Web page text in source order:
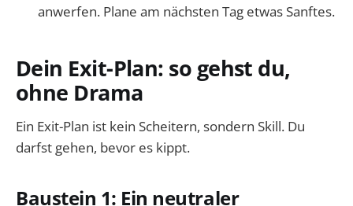
anwerfen. Plane am nächsten Tag etwas Sanftes.
Dein Exit-Plan: so gehst du,
ohne Drama
Ein Exit-Plan ist kein Scheitern, sondern Skill. Du
darfst gehen, bevor es kippt.
Baustein 1: Ein neutraler